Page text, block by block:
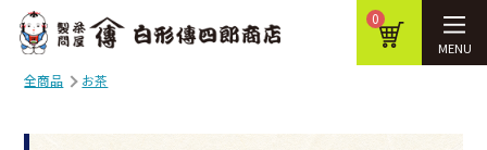
0
MENU
全商品 お茶